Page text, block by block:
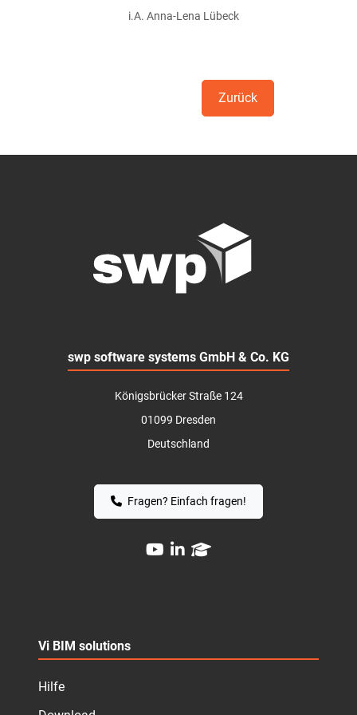
i.A. Anna-Lena Lübeck
Zurück
swp software systems GmbH & Co. KG
Königsbrücker Straße 124
01099 Dresden
Deutschland
Fragen? Einfach fragen!
Vi BIM solutions
Hilfe